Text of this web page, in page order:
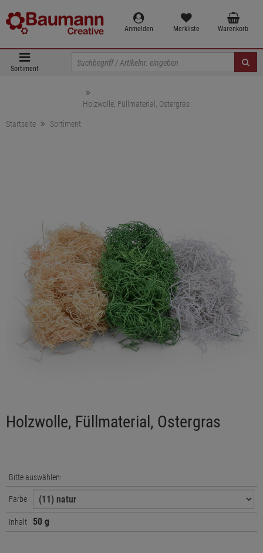
Anmelden Merkliste Warenkorb
Sortiment
Startseite Sortiment
Holzwolle, Füllmaterial, Ostergras
Holzwolle, Füllmaterial, Ostergras
Bitte auswählen:
Farbe
Inhalt 50 g